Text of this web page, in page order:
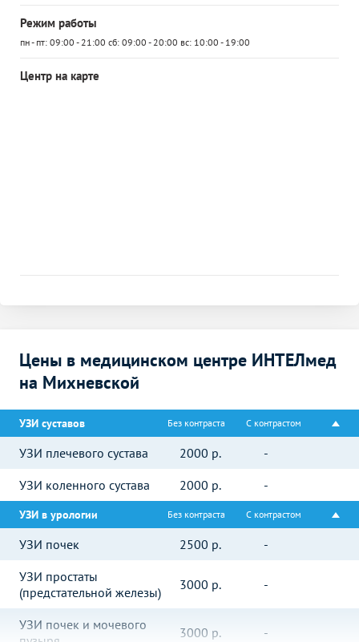
Режим работы
пн - пт: 09:00 - 21:00 сб: 09:00 - 20:00 вс: 10:00 - 19:00
Центр на карте
Цены в медицинском центре ИНТЕЛмед
на Михневской
УЗИ суставов Без контраста С контрастом
УЗИ плечевого сустава 2000 р.
-
УЗИ коленного сустава
2000 р. -
УЗИ в урологии Без контраста С контрастом
УЗИ почек 2500 р.
-
УЗИ простаты
(предстательной железы)
3000 р. -
УЗИ почек и мочевого
3000 р. -